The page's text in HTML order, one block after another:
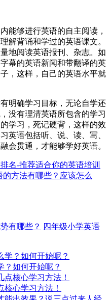
能够进行英语的自主阅读，
解背诵和学过的英语课文。
地阅读英语报刊、杂志。如
幕的英语新闻和带翻译的英
，这样，自己的英语水平就
明确学习目标，无论自学还
没有理清英语所包含的学习
学习，死记硬背，这样的效
英语包括听、说、读、写、
会贯通，才能够学好英语。
名-推荐适合你的英语培训
的方法有哪些？应该怎么
有哪些？
四年级小学英语
？如何开始呢？
心学习方法！